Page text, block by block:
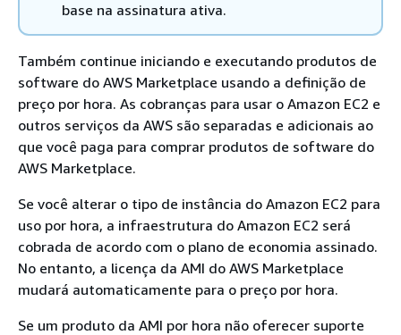
base na assinatura ativa.
Também continue iniciando e executando produtos de
software do AWS Marketplace usando a definição de
preço por hora. As cobranças para usar o Amazon EC2 e
outros serviços da AWS são separadas e adicionais ao
que você paga para comprar produtos de software do
AWS Marketplace.
Se você alterar o tipo de instância do Amazon EC2 para
uso por hora, a infraestrutura do Amazon EC2 será
cobrada de acordo com o plano de economia assinado.
No entanto, a licença da AMI do AWS Marketplace
mudará automaticamente para o preço por hora.
Se um produto da AMI por hora não oferecer suporte